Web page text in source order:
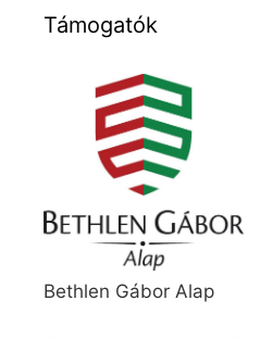
Támogatók
Bethlen Gábor Alap